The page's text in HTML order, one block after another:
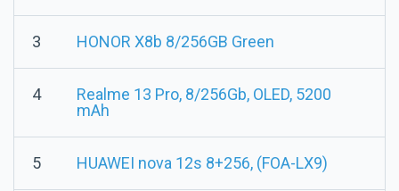
3 HONOR X8b 8/256GB Green
4
Realme 13 Pro, 8/256Gb, OLED, 5200
mAh
5 HUAWEI nova 12s 8+256, (FOA-LX9)